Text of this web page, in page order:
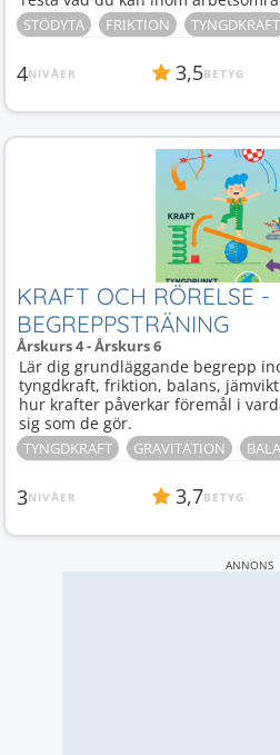
STÖDYTA FRIKTION TYNGDKRAFT
4NIVÅER 3,5BETYG
KRAFT OCH RÖRELSE -
BEGREPPSTRÄNING
Årskurs 4 - Årskurs 6
Lär dig grundläggande begrepp
tyngdkraft, friktion, balans,
hur krafter påverkar föremål i
sig som de gör.
TYNGDKRAFT GRAVITATION
3NIVÅER 3,7BETYG
ANNONS